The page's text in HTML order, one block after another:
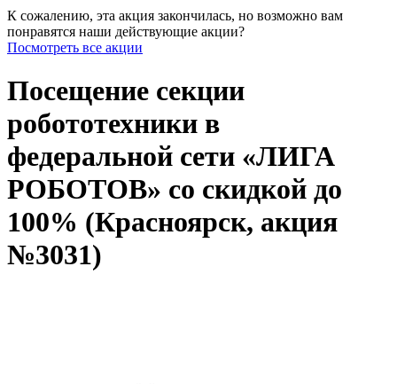
К сожалению, эта акция закончилась, но возможно вам
понравятся наши действующие акции?
Посмотреть все акции
Посещение секции
робототехники в
федеральной сети «ЛИГА
РОБОТОВ» со скидкой до
100% (Красноярск, акция
№3031)